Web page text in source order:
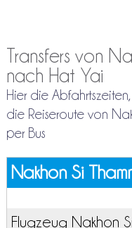
Transfers von
nach Hat Yai
Hier die
die Reiseroute von
per Bus
Nakhon Si
Flugzeug Nakhon